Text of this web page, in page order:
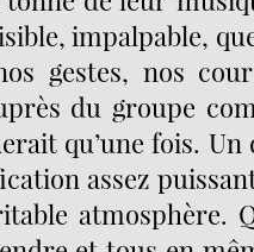
impalpable,
gestes, nos
du groupe
qu’une fois. Un
assez
atmosphère.